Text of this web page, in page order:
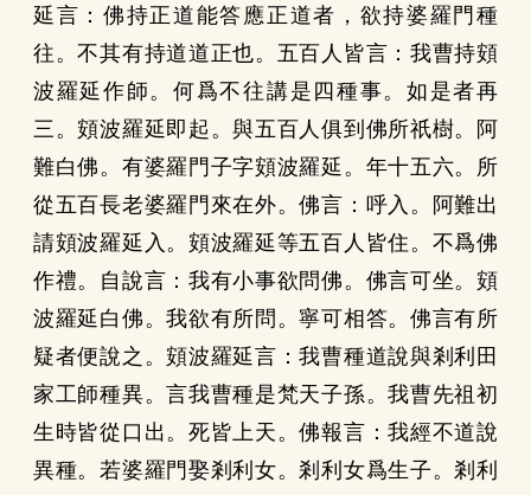
延言：佛持正道能答應正道者，欲持婆羅門種
往。不其有持道道正也。五百人皆言：我曹持頞
波羅延作師。何爲不往講是四種事。如是者再
三。頞波羅延即起。與五百人俱到佛所祇樹。阿
難白佛。有婆羅門子字頞波羅延。年十五六。所
從五百長老婆羅門來在外。佛言：呼入。阿難出
請頞波羅延入。頞波羅延等五百人皆住。不爲佛
作禮。自說言：我有小事欲問佛。佛言可坐。頞
波羅延白佛。我欲有所問。寧可相答。佛言有所
疑者便說之。頞波羅延言：我曹種道說與剎利田
家工師種異。言我曹種是梵天子孫。我曹先祖初
生時皆從口出。死皆上天。佛報言：我經不道說
異種。若婆羅門娶剎利女。剎利女爲生子。剎利